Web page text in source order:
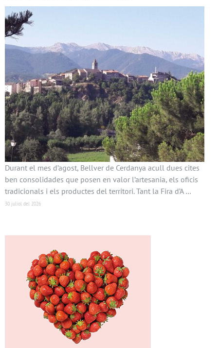
Durant el mes d’agost, Bellver de Cerdanya acull dues cites
ben consolidades que posen en valor l’artesania, els oficis
tradicionals i els productes del territori. Tant la Fira d’A …
30 juliol del 2026